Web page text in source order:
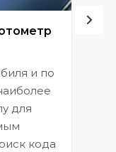
и по
для
кода